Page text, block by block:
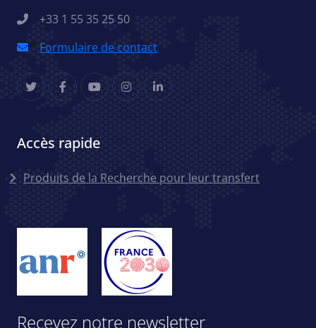
+33 1 55 35 25 50
Formulaire de contact
Accès rapide
Menu accès rapides
Produits de la Recherche pour leur transfert
Recevez notre newsletter